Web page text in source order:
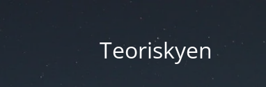
Teoriskyen